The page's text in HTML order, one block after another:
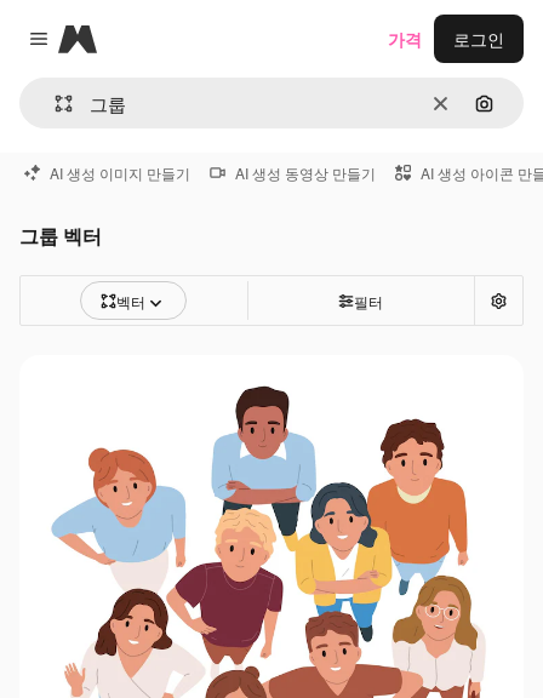
Close menu
Magnific
지우기이미지
가격 로그인
AI 생성 이미지 만들기 AI 생성 동영상 만들기 AI 생성 아이콘 만
그룹 벡터
벡터 필터